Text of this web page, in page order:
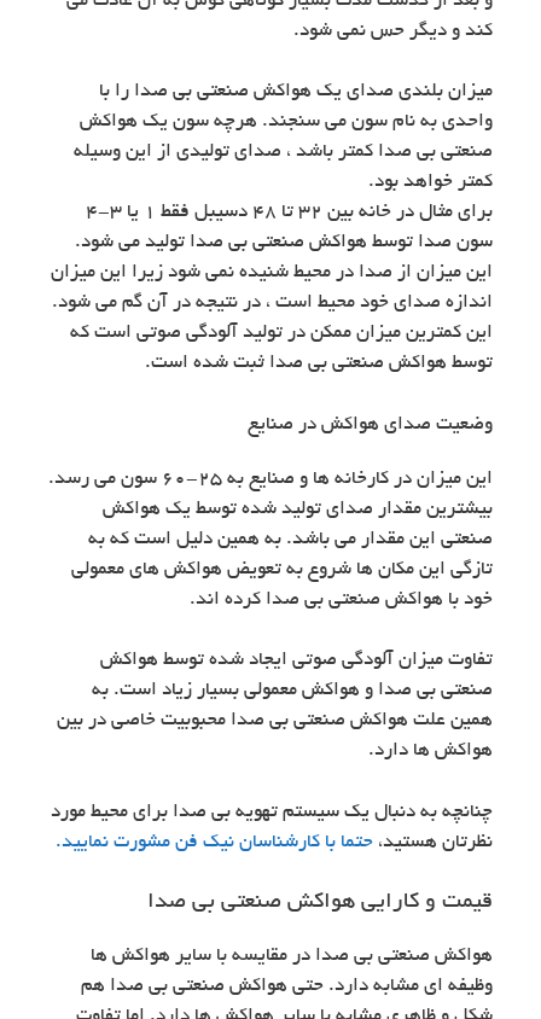
کند و دیگر حس نمی شود.
میزان بلندی صدای یک هواکش صنعتی بی صدا را با
واحدی به نام سون می سنجند. هرچه سون یک هواکش
صنعتی بی صدا کمتر باشد ، صدای تولیدی از این وسیله
کمتر خواهد بود.
برای مثال در خانه بین 32 تا 48 دسیبل فقط 1 یا 3-4
سون صدا توسط هواکش صنعتی بی صدا تولید می شود.
این میزان از صدا در محیط شنیده نمی شود زیرا این میزان
اندازه صدای خود محیط است ، در نتیجه در آن گم می شود.
این کمترین میزان ممکن در تولید آلودگی صوتی است که
توسط هواکش صنعتی بی صدا ثبت شده است.
وضعیت صدای هواکش در صنایع
این میزان در کارخانه ها و صنایع به 25-60 سون می رسد.
بیشترین مقدار صدای تولید شده توسط یک هواکش
صنعتی این مقدار می باشد. به همین دلیل است که به
تازگی این مکان ها شروع به تعویض هواکش های معمولی
خود با هواکش صنعتی بی صدا کرده اند.
تفاوت میزان آلودگی صوتی ایجاد شده توسط هواکش
صنعتی بی صدا و هواکش معمولی بسیار زیاد است. به
همین علت هواکش صنعتی بی صدا محبوبیت خاصی در بین
هواکش ها دارد.
چنانچه به دنبال یک سیستم تهویه بی صدا برای محیط مورد
نظرتان هستید، حتما با کارشناسان نیک فن مشورت نمایید.
قیمت و کارایی هواکش صنعتی بی صدا
هواکش صنعتی بی صدا در مقایسه با سایر هواکش ها
وظیفه ای مشابه دارد. حتی هواکش صنعتی بی صدا هم